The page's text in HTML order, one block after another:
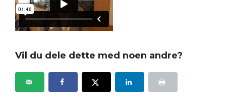
Vil du dele dette med noen andre?